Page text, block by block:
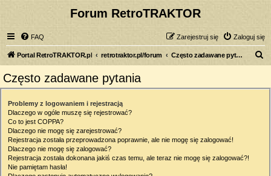
Forum RetroTRAKTOR
FAQ Zaloguj się
Zarejestruj się
Portal RetroTRAKTOR.pl retrotraktor.pl/forum Często zadawane pytania
Często zadawane pytania
Problemy z logowaniem i rejestracją
Dlaczego w ogóle muszę się rejestrować?
Co to jest COPPA?
Dlaczego nie mogę się zarejestrować?
Rejestracja została przeprowadzona poprawnie, ale nie mogę się zalogować!
Dlaczego nie mogę się zalogować?
Rejestracja została dokonana jakiś czas temu, ale teraz nie mogę się zalogować?!
Nie pamiętam hasła!